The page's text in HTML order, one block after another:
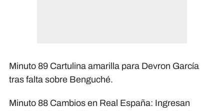
Minuto 89 Cartulina amarilla para Devron García
tras falta sobre Benguché.
Minuto 88 Cambios en Real España: Ingresan